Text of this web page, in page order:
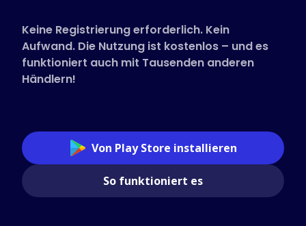
Keine Registrierung erforderlich. Kein
Aufwand. Die Nutzung ist kostenlos – und es
funktioniert auch mit Tausenden anderen
Händlern!
Von Play Store installieren
So funktioniert es